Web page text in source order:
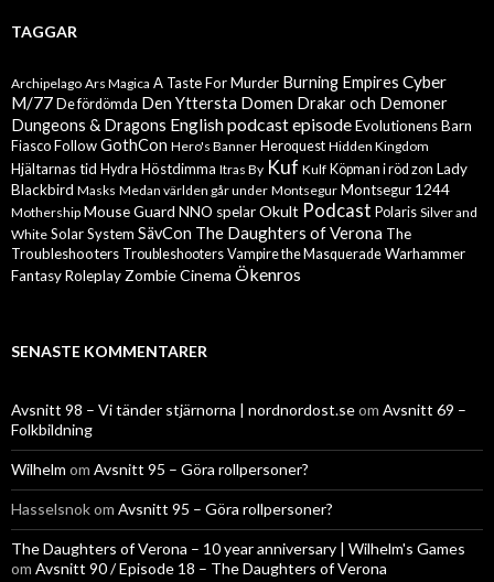
TAGGAR
Archipelago Ars Magica A Taste For Murder Burning Empires Cyber
M/77 De fördömda Den Yttersta Domen Drakar och Demoner
Dungeons & Dragons English podcast episodeEvolutionens Barn
Fiasco FollowGothCon Hero's Banner Heroquest Hidden Kingdom
Hjältarnas tid Hydra Höstdimma Itras By Kuf Kulf Köpman i röd zon Lady
Blackbird Masks Medan världen går under Montsegur Montsegur 1244
Mothership Mouse Guard NNO spelarOkult Podcast Polaris Silver and
White Solar System SävCon The Daughters of Verona The
Troubleshooters Troubleshooters Vampire the Masquerade Warhammer
Fantasy Roleplay Zombie Cinema Ökenros
SENASTE KOMMENTARER
Avsnitt 98 – Vi tänder stjärnorna | nordnordost.seom Avsnitt 69 –
Folkbildning
Wilhelm om Avsnitt 95 – Göra rollpersoner?
Hasselsnokom Avsnitt 95 – Göra rollpersoner?
The Daughters of Verona – 10 year anniversary | Wilhelm's Games
om Avsnitt 90 / Episode 18 – The Daughters of Verona